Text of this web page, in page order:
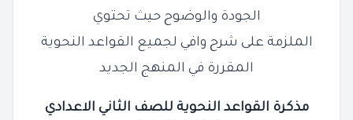
الجودة والوضوح حيث تحتوي
الملزمة على شرح وافي لجميع القواعد النحوية
المقررة في المنهج الجديد
مذكرة القواعد النحوية للصف الثاني الاعدادي